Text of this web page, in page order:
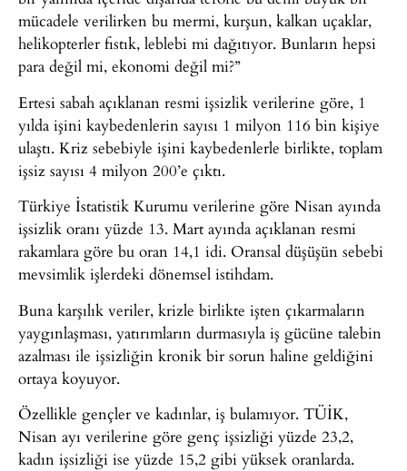
mücadele verilirken bu mermi, kurşun, kalkan uçaklar,
helikopterler fıstık, leblebi mi dağıtıyor. Bunların hepsi
para değil mi, ekonomi değil mi?”
Ertesi sabah açıklanan resmi işsizlik verilerine göre, 1
yılda işini kaybedenlerin sayısı 1 milyon 116 bin kişiye
ulaştı. Kriz sebebiyle işini kaybedenlerle birlikte, toplam
işsiz sayısı 4 milyon 200’e çıktı.
Türkiye İstatistik Kurumu verilerine göre Nisan ayında
işsizlik oranı yüzde 13. Mart ayında açıklanan resmi
rakamlara göre bu oran 14,1 idi. Oransal düşüşün sebebi
mevsimlik işlerdeki dönemsel istihdam.
Buna karşılık veriler, krizle birlikte işten çıkarmaların
yaygınlaşması, yatırımların durmasıyla iş gücüne talebin
azalması ile işsizliğin kronik bir sorun haline geldiğini
ortaya koyuyor.
Özellikle gençler ve kadınlar, iş bulamıyor. TÜİK,
Nisan ayı verilerine göre genç işsizliği yüzde 23,2,
kadın işsizliği ise yüzde 15,2 gibi yüksek oranlarda.